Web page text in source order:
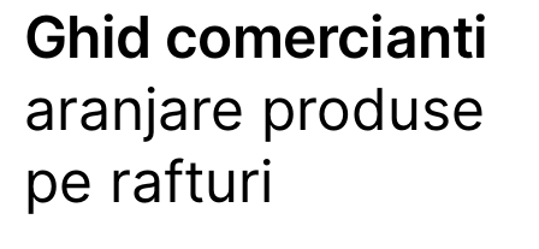
Ghid comercianti
aranjare produse
pe rafturi